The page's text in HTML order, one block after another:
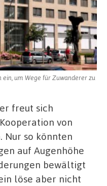
um Wege für Zuwanderer zu
freut sich
von
Nur so könnten
auf Augenhöhe
bewältigt
löse aber nicht